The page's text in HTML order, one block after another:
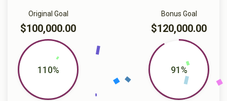
Bonus Goal
$120,000.00
91%
Original Goal
$100,000.00
110%